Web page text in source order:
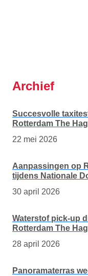
Archief
Succesvolle
Rotterdam The
22 mei 2026
Aanpassingen op
tijdens Nationale
30 april 2026
Waterstof pick-up
Rotterdam The
28 april 2026
Panoramaterras